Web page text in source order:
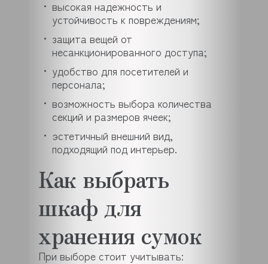
высокая надежность и
устойчивость к повреждениям;
защита вещей от
несанкционированного доступа;
удобство для посетителей и
персонала;
возможность выбора количества
секций и размеров ячеек;
эстетичный внешний вид,
подходящий под интерьер.
Как выбрать
шкаф для
хранения сумок
При выборе стоит учитывать: